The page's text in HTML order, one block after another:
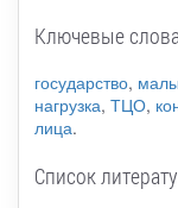
Ключевые слова
государство,
нагрузка, ТЦО,
лица.
Список